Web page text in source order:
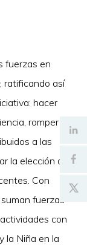
fuerzas en
, ratificando así
hacer
romper
a las
la elección de
Con
fuerzas
con
la Niña en la